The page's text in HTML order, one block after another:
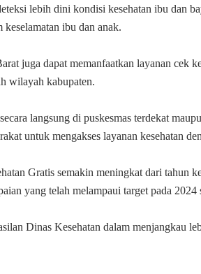
lebih dini kondisi kesehatan ibu dan
keselamatan ibu dan anak.
juga dapat memanfaatkan layanan cek
wilayah kabupaten.
langsung di puskesmas terdekat
untuk mengakses layanan kesehatan
Gratis semakin meningkat dari tahun
yang telah melampaui target pada 2024
Dinas Kesehatan dalam menjangkau